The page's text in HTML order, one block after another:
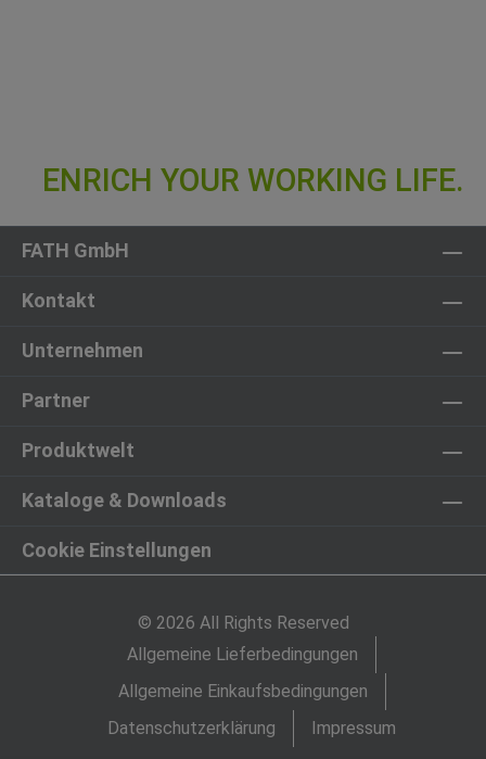
FATH GmbH
Kontakt
Unternehmen
Partner
Produktwelt
Kataloge & Downloads
Cookie Einstellungen
© 2026 All Rights Reserved
Allgemeine Lieferbedingungen
Allgemeine Einkaufsbedingungen
Datenschutzerklärung
Impressum